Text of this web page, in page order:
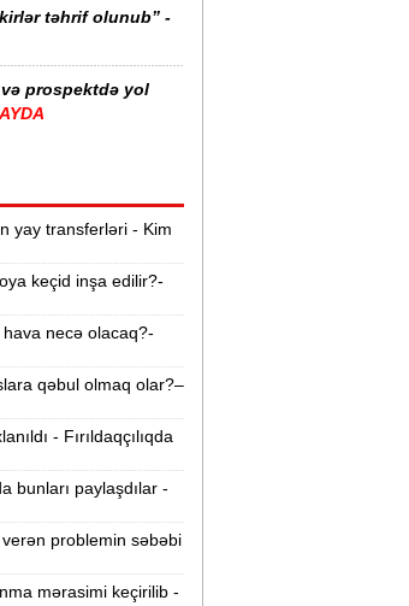
təhrif olunub” -
və prospektdə yol
-
dən çox iranlı və 18
olub -
-
bilər
tutumunun üçdə
qiymətləri necə
FACİƏ:liftin
öldü
addım:Rusiya və
yay transferləri - Kim
keçid inşa edilir?-
necə olacaq?-
qəbul olmaq olar?–
- Fırıldaqçılıqda
bunları paylaşdılar -
problemin səbəbi
mərasimi keçirilib -